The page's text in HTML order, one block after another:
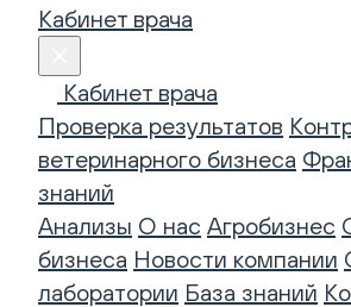
Кабинет врача
Кабинет врача
Проверка результатов
ветеринарного бизнеса
знаний
Анализы О нас Агробизнес
бизнеса Новости компании
лаборатории База знаний